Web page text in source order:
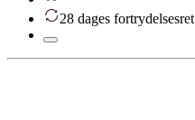
28 dages fortrydelsesret